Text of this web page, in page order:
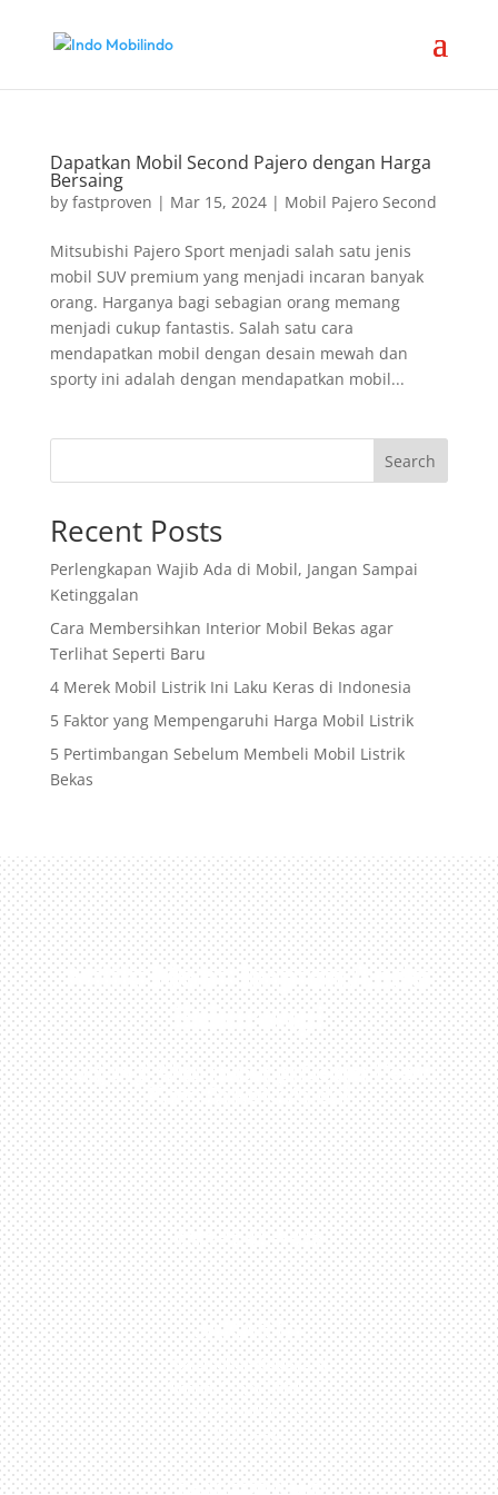
Dapatkan Mobil Second Pajero dengan Harga
Bersaing
by fastproven | Mar 15, 2024| Mobil Pajero Second
Mitsubishi Pajero Sport menjadi salah satu jenis
mobil SUV premium yang menjadi incaran banyak
orang. Harganya bagi sebagian orang memang
menjadi cukup fantastis. Salah satu cara
mendapatkan mobil dengan desain mewah dan
sporty ini adalah dengan mendapatkan mobil...
Search
Recent Posts
Perlengkapan Wajib Ada di Mobil, Jangan Sampai
Ketinggalan
Cara Membersihkan Interior Mobil Bekas agar
Terlihat Seperti Baru
4 Merek Mobil Listrik Ini Laku Keras di Indonesia
5 Faktor yang Mempengaruhi Harga Mobil Listrik
5 Pertimbangan Sebelum Membeli Mobil Listrik
Bekas
Miliki Mobil Impian Anda
Sekarang!
Kunjungi Atau Hubungi Dealer Resmi
Kami Di Kota Anda!
0813-1054-7548
JAKARTA
Perumahan Boulevard
Taman Surya 3 Blok h2,
No.27, Jakarta –
Indonesia